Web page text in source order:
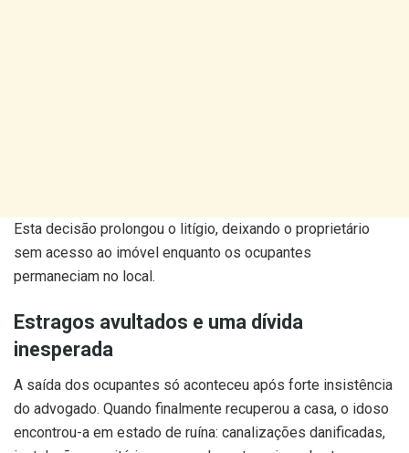
Esta decisão prolongou o litígio, deixando o proprietário
sem acesso ao imóvel enquanto os ocupantes
permaneciam no local.
Estragos avultados e uma dívida
inesperada
A saída dos ocupantes só aconteceu após forte insistência
do advogado. Quando finalmente recuperou a casa, o idoso
encontrou-a em estado de ruína: canalizações danificadas,